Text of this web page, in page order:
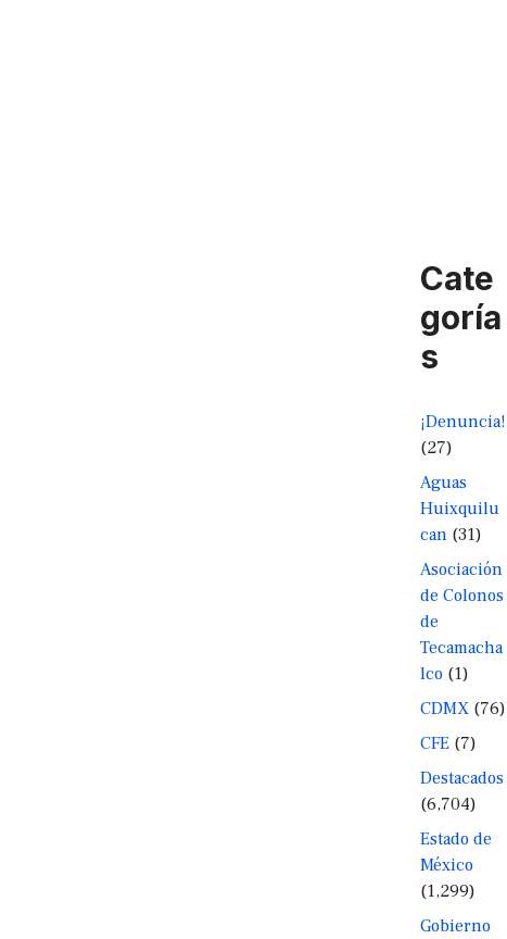
Cate
goría
s
¡Denuncia!
(27)
Aguas
Huixquilu
can (31)
Asociación
de Colonos
de
Tecamacha
lco (1)
CDMX (76)
CFE (7)
Destacados
(6,704)
Estado de
México
(1,299)
Gobierno